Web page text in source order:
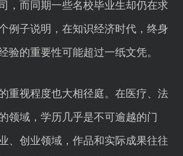
，而同期一些名校毕业生却仍在求
例子说明，在知识经济时代，终身
验的重要性可能超过一纸文凭。
重视程度也大相径庭。在医疗、法
领域，学历几乎是不可逾越的门
、创业领域，作品和实际成果往往